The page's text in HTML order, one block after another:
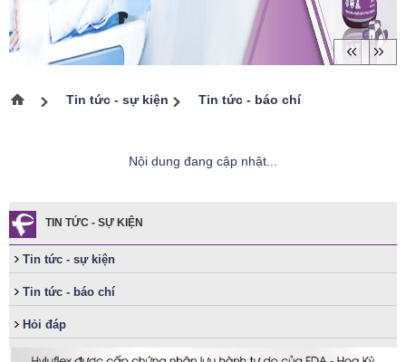
Trang chủ Tin tức - sự kiện Tin tức - báo chí
Nội dung đang cập nhật...
TIN TỨC - SỰ KIỆN
Tin tức - sự kiện
Tin tức - báo chí
Hỏi đáp